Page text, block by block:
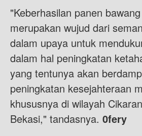
"Keberhasilan panen
merupakan wujud dari
dalam upaya untuk
dalam hal peningkatan
yang tentunya akan
peningkatan kesejahteraan
khususnya di wilayah
Bekasi," tandasnya. 0fery